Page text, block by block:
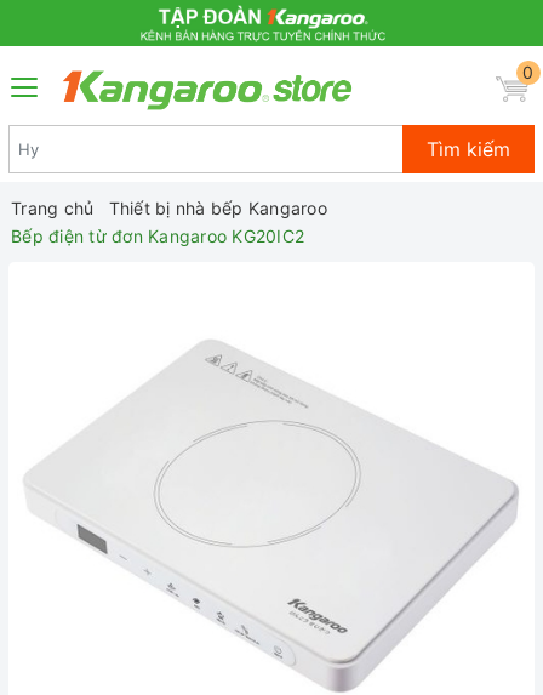
0
Tìm kiếm
Trang chủ
Thiết bị nhà bếp Kangaroo
Bếp điện từ đơn Kangaroo KG20IC2